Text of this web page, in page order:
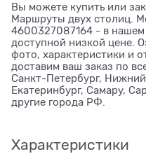
Вы можете купить или
Маршруты двух столиц.
4600327087164 - в нашем
доступной низкой цене.
фото, характеристики и
доставим ваш заказ по
Санкт-Петербург,
Екатеринбург, Самару,
другие города РФ.
Характеристики